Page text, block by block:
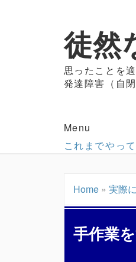
徒然
思ったことを
発達障害（自
Menu
これまでやっ
Home» 実際
手作業